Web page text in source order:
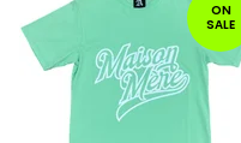
ON
SALE